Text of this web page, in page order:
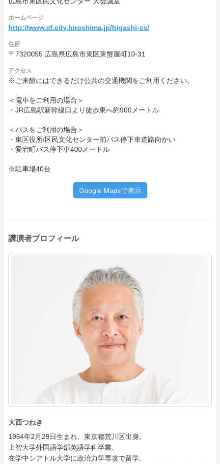
ホームページ
http://www.cf.city.hiroshima.jp/higashi-cs/
住所
〒7320055 広島県広島市東区東蟹屋町10-31
アクセス
※ご来館にはできるだけ公共の交通機関をご利用ください。
＜電車をご利用の場合＞
・JR広島駅新幹線口より徒歩東へ約900メートル
＜バスをご利用の場合＞
・東区役所/区民文化センター前バス停下車道路向かい
・愛宕町バス停下車400メートル
※駐車場40台
Google Mapsで表示
講演者プロフィール
大西つねき
1964年2月29日生まれ、東京都荒川区出身。
上智大学外国語学部英語学科卒業、
在学中シアトル大学に政治力学専攻で留学。